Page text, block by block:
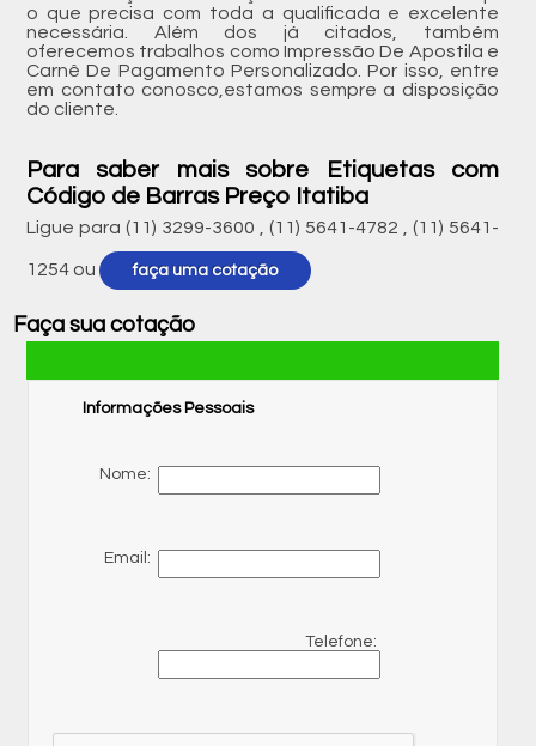
o que precisa com toda a qualificada e excelente
necessária. Além dos já citados, também
oferecemos trabalhos como Impressão De Apostila e
Carnê De Pagamento Personalizado. Por isso, entre
em contato conosco,estamos sempre a disposição
do cliente.
Para saber mais sobre Etiquetas com
Código de Barras Preço Itatiba
Ligue para (11) 3299-3600 ,(11) 5641-4782 ,(11) 5641-
1254 ou faça uma cotação
Faça sua cotação
Informações Pessoais
Nome:
Email:
Telefone: